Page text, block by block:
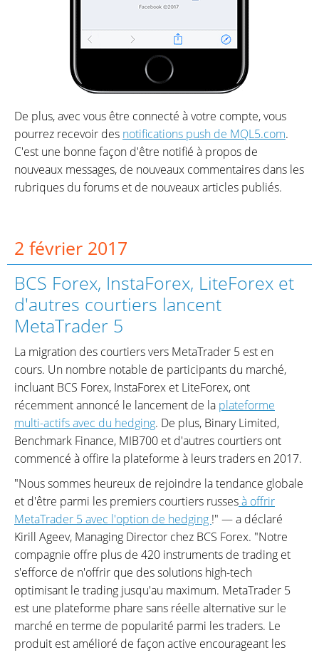
De plus, avec vous être connecté à votre compte, vous
pourrez recevoir des notifications push de MQL5.com.
C'est une bonne façon d'être notifié à propos de
nouveaux messages, de nouveaux commentaires dans les
rubriques du forums et de nouveaux articles publiés.
2 février 2017
BCS Forex, InstaForex, LiteForex et
d'autres courtiers lancent
MetaTrader 5
La migration des courtiers vers MetaTrader 5 est en
cours. Un nombre notable de participants du marché,
incluant BCS Forex, InstaForex et LiteForex, ont
récemment annoncé le lancement de la plateforme
multi-actifs avec du hedging. De plus, Binary Limited,
Benchmark Finance, MIB700 et d'autres courtiers ont
commencé à offire la plateforme à leurs traders en 2017.
"Nous sommes heureux de rejoindre la tendance globale
et d'être parmi les premiers courtiers russesà offrir
MetaTrader 5 avec l'option de hedging !" — a déclaré
Kirill Ageev, Managing Director chez BCS Forex. "Notre
compagnie offre plus de 420 instruments de trading et
s'efforce de n'offrir que des solutions high-tech
optimisant le trading jusqu'au maximum. MetaTrader 5
est une plateforme phare sans réelle alternative sur le
marché en terme de popularité parmi les traders. Le
produit est amélioré de façon active encourageant les